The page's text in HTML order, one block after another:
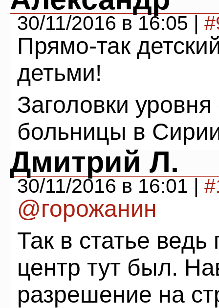
30/11/2016 в 16:05 |
Прямо-так
детьми!
Заголовки
больницы в
Дмитрий Л.
30/11/2016 в 16:01 |
@горожанин
Так в статье ведь
центр тут был.
разрешение на